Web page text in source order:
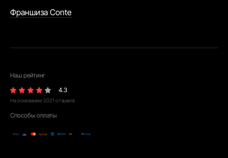
Франшиза Conte
Наш рейтинг
4.3
На основании 2021 отзывов
Способы оплаты